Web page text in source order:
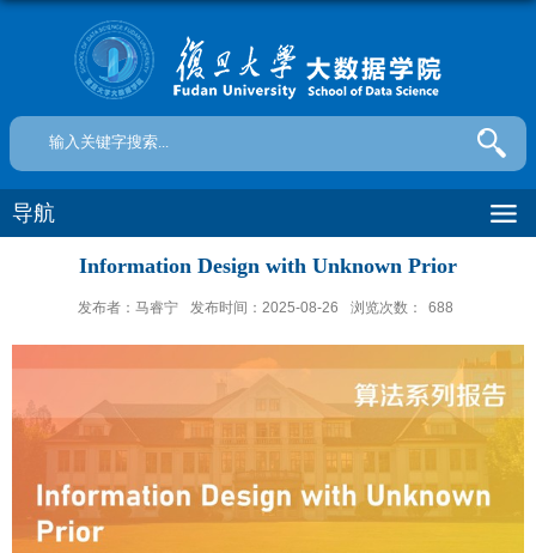
导航
Information Design with Unknown Prior
发布者：马睿宁 发布时间：2025-08-26 浏览次数： 688